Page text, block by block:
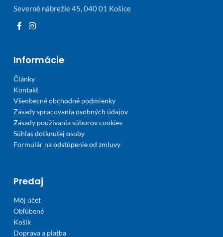
Severné nábrežie 45, 040 01 Košice
Informácie
Články
Kontakt
Všeobecné obchodné podmienky
Zásady spracovania osobných údajov
Zásady používania súborov cookies
Súhlas dotknutej osoby
Formulár na odstúpenie od zmluvy
Predaj
Môj účet
Obľúbené
Košík
Doprava a platba